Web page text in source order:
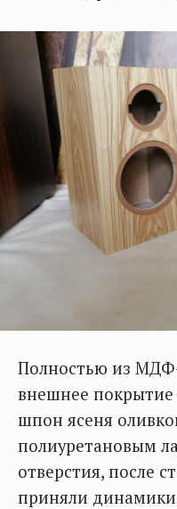
Полностью из
внешнее
шпон ясеня
полиуретановым
отверстия, после
приняли